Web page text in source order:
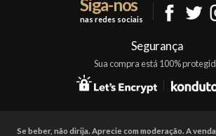
Siga-nos
nas redes sociais
Segurança
Sua compra está 100%
Se beber, não dirija. Aprecie com moderação. A